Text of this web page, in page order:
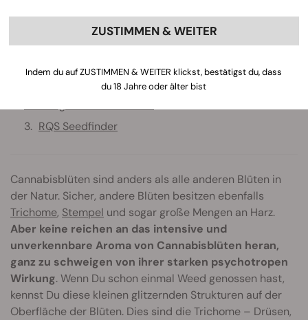
Inhaltsverzeichnis:
Wirkungen von Cannabis
Was verursacht die verschiedenen körperlichen
RQS Seedfinder
Cannabisblüten sind anders als alle anderen Blüten in
der Natur. Sicher, andere Blüten besitzen ebenfalls
Trichome, Stempel und sogar große Mengen an Harz.
Aber keine reichen an das intensive und
unverkennbare Aroma von Cannabisblüten heran,
ganz zu schweigen von ihrer starken psychotropen
Wirkung. Wenn Du schon einmal Weed genossen hast,
kennst Du diese kleinen glitzernden Strukturen auf der
Oberfläche der Blüten. Dies sind die Trichome – Drüsen,
ZUSTIMMEN & WEITER
Indem du auf ZUSTIMMEN & WEITER klickst, bestätigst du, dass
du 18 Jahre oder älter bist